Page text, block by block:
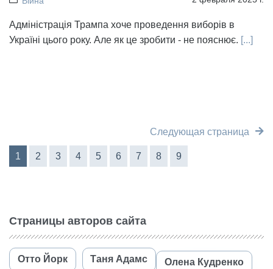
Адміністрація Трампа хоче проведення виборів в
Україні цього року. Але як це зробити - не пояснює. [...]
Следующая страница
1 2 3 4 5 6 7 8 9
Страницы авторов сайта
Отто Йорк Таня Адамс Олена Кудренко